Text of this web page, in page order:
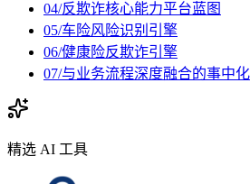
04/反欺诈核心能力平台蓝图
05/车险风险识别引擎
06/健康险反欺诈引擎
07/与业务流程深度融合的事中
精选 AI 工具